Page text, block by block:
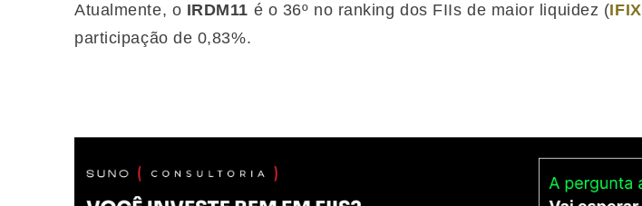
Atualmente, o IRDM11 é o 36º no ranking dos FIIs de maior liquidez (IFIX
participação de 0,83%.